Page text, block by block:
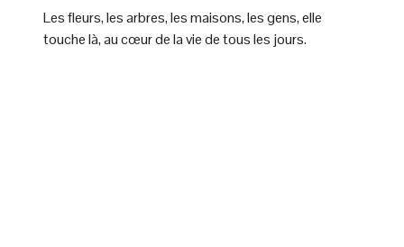
Les fleurs, les arbres, les maisons, les gens, elle
touche là, au cœur de la vie de tous les jours.